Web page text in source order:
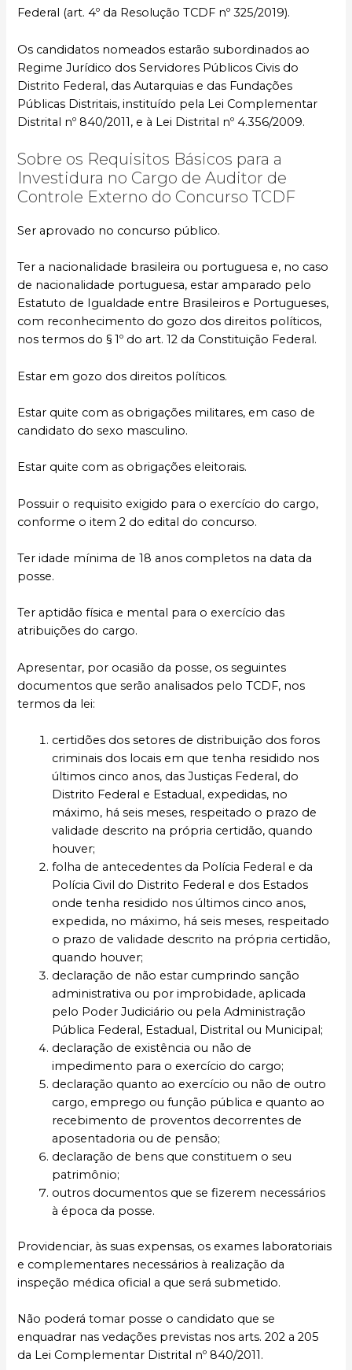
Federal (art. 4º da Resolução TCDF nº 325/2019).
Os candidatos nomeados estarão subordinados ao
Regime Jurídico dos Servidores Públicos Civis do
Distrito Federal, das Autarquias e das Fundações
Públicas Distritais, instituído pela Lei Complementar
Distrital nº 840/2011, e à Lei Distrital nº 4.356/2009.
Sobre os Requisitos Básicos para a
Investidura no Cargo de Auditor de
Controle Externo do Concurso TCDF
Ser aprovado no concurso público.
Ter a nacionalidade brasileira ou portuguesa e, no caso
de nacionalidade portuguesa, estar amparado pelo
Estatuto de Igualdade entre Brasileiros e Portugueses,
com reconhecimento do gozo dos direitos políticos,
nos termos do § 1º do art. 12 da Constituição Federal.
Estar em gozo dos direitos políticos.
Estar quite com as obrigações militares, em caso de
candidato do sexo masculino.
Estar quite com as obrigações eleitorais.
Possuir o requisito exigido para o exercício do cargo,
conforme o item 2 do edital do concurso.
Ter idade mínima de 18 anos completos na data da
posse.
Ter aptidão física e mental para o exercício das
atribuições do cargo.
Apresentar, por ocasião da posse, os seguintes
documentos que serão analisados pelo TCDF, nos
termos da lei:
certidões dos setores de distribuição dos foros
criminais dos locais em que tenha residido nos
últimos cinco anos, das Justiças Federal, do
Distrito Federal e Estadual, expedidas, no
máximo, há seis meses, respeitado o prazo de
validade descrito na própria certidão, quando
houver;
folha de antecedentes da Polícia Federal e da
Polícia Civil do Distrito Federal e dos Estados
onde tenha residido nos últimos cinco anos,
expedida, no máximo, há seis meses, respeitado
o prazo de validade descrito na própria certidão,
quando houver;
declaração de não estar cumprindo sanção
administrativa ou por improbidade, aplicada
pelo Poder Judiciário ou pela Administração
Pública Federal, Estadual, Distrital ou Municipal;
declaração de existência ou não de
impedimento para o exercício do cargo;
declaração quanto ao exercício ou não de outro
cargo, emprego ou função pública e quanto ao
recebimento de proventos decorrentes de
aposentadoria ou de pensão;
declaração de bens que constituem o seu
patrimônio;
outros documentos que se fizerem necessários
à época da posse.
Providenciar, às suas expensas, os exames laboratoriais
e complementares necessários à realização da
inspeção médica oficial a que será submetido.
Não poderá tomar posse o candidato que se
enquadrar nas vedações previstas nos arts. 202 a 205
da Lei Complementar Distrital nº 840/2011.